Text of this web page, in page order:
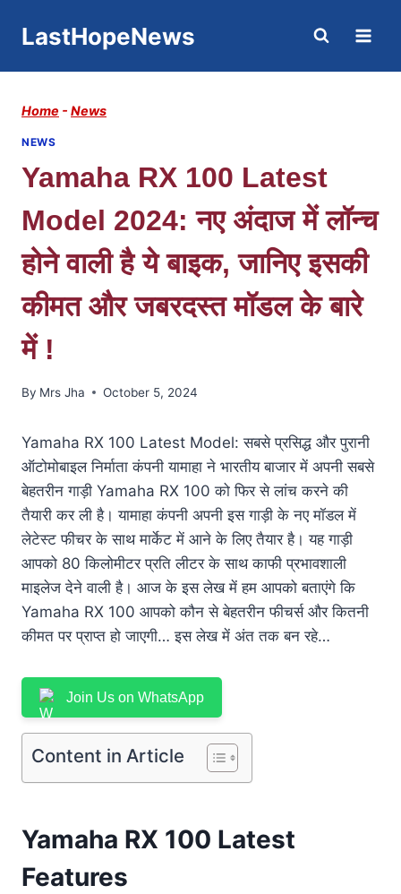
LastHopeNews
Home - News
NEWS
Yamaha RX 100 Latest
Model 2024: नए अंदाज में लॉन्च
होने वाली है ये बाइक, जानिए इसकी
कीमत और जबरदस्त मॉडल के बारे
में !
By Mrs Jha October 5, 2024
Yamaha RX 100 Latest Model: सबसे प्रसिद्ध और पुरानी
ऑटोमोबाइल निर्माता कंपनी यामाहा ने भारतीय बाजार में अपनी सबसे
बेहतरीन गाड़ी Yamaha RX 100 को फिर से लांच करने की
तैयारी कर ली है। यामाहा कंपनी अपनी इस गाड़ी के नए मॉडल में
लेटेस्ट फीचर के साथ मार्केट में आने के लिए तैयार है। यह गाड़ी
आपको 80 किलोमीटर प्रति लीटर के साथ काफी प्रभावशाली
माइलेज देने वाली है। आज के इस लेख में हम आपको बताएंगे कि
Yamaha RX 100 आपको कौन से बेहतरीन फीचर्स और कितनी
कीमत पर प्राप्त हो जाएगी… इस लेख में अंत तक बन रहे…
Join Us on WhatsApp
Content in Article
Yamaha RX 100 Latest
Features